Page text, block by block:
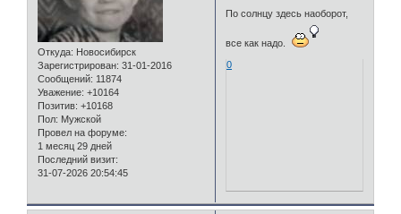
Откуда: Новосибирск
Зарегистрирован: 31-01-2016
Сообщений: 11874
Уважение: +10164
Позитив: +10168
Пол: Мужской
Провел на форуме:
1 месяц 29 дней
Последний визит:
31-07-2026 20:54:45
По солнцу здесь наоборот,
все как надо.
0